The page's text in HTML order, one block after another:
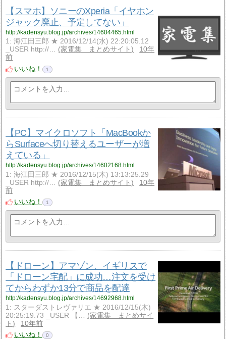
【スマホ】ソニーのXperia「イヤホン
ジャック廃止、予定してない」
http://kadensyu.blog.jp/archives/14604465.html
1: 海江田三郎 ★ 2016/12/14(水) 22:20:05.12
_USER http://…
家電集 まとめサイト
10年
前
いいね！
1
【PC】マイクロソフト「MacBookか
らSurfaceへ切り替えるユーザーが増
えている」
http://kadensyu.blog.jp/archives/14602168.html
1: 海江田三郎 ★ 2016/12/15(木) 13:13:25.29
_USER http://…
家電集 まとめサイト
10年
前
いいね！
1
【ドローン】アマゾン、イギリスで
「ドローン宅配」に成功…注文を受け
てからわずか13分で商品を配達
http://kadensyu.blog.jp/archives/14692968.html
1: スターダストレヴァリエ ★ 2016/12/15(木)
20:25:19.73 _USER 【…
家電集 まとめサイ
ト
10年前
いいね！
0